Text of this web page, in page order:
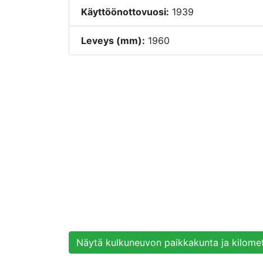
Käyttöönottovuosi: 1939
Leveys (mm): 1960
Näytä kulkuneuvon paikkakunta ja